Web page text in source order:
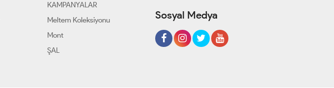
KAMPANYALAR
Meltem Koleksiyonu
Mont
ŞAL
Sosyal Medya